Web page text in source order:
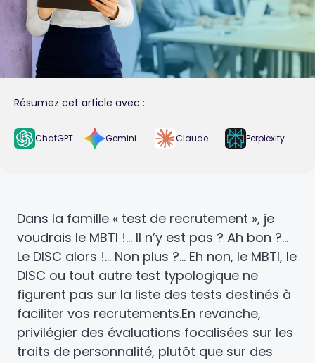
Résumez cet article avec :
ChatGPT Gemini Claude Perplexity
Dans la famille « test de recrutement », je
voudrais le MBTI !… Il n’y est pas ? Ah bon ?…
Le DISC alors !… Non plus ?… Eh non, le MBTI, le
DISC ou tout autre test typologique ne
figurent pas sur la liste des tests destinés à
faciliter vos recrutements.En revanche,
privilégier des évaluations focalisées sur les
traits de personnalité, plutôt que sur des